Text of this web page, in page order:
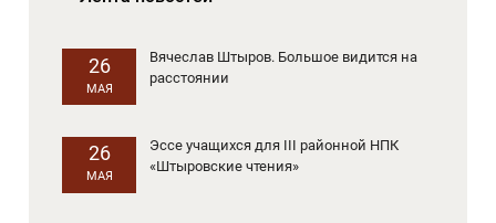
26
МАЯ
Вячеслав Штыров. Большое видится на
расстоянии
26
МАЯ
Эссе учащихся для III районной НПК
«Штыровские чтения»